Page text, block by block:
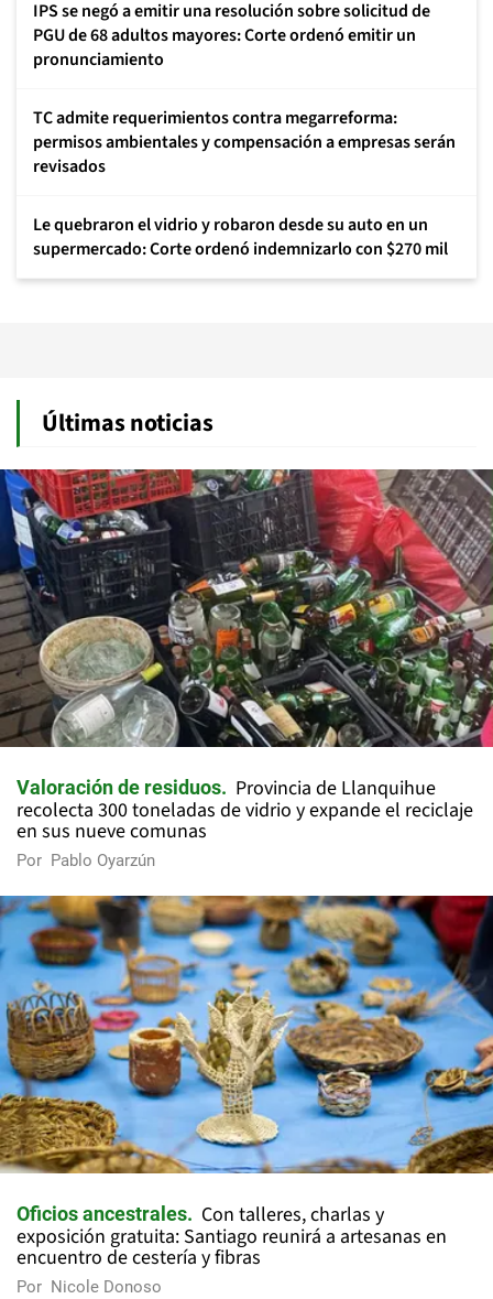
IPS se negó a emitir una resolución sobre solicitud de
PGU de 68 adultos mayores: Corte ordenó emitir un
pronunciamiento
TC admite requerimientos contra megarreforma:
permisos ambientales y compensación a empresas serán
revisados
Le quebraron el vidrio y robaron desde su auto en un
supermercado: Corte ordenó indemnizarlo con $270 mil
Últimas noticias
Valoración de residuos
Provincia de Llanquihue
recolecta 300 toneladas de vidrio y expande el reciclaje
en sus nueve comunas
Por Pablo Oyarzún
Oficios ancestrales
Con talleres, charlas y
exposición gratuita: Santiago reunirá a artesanas en
encuentro de cestería y fibras
Por Nicole Donoso